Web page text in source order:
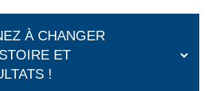
À CHANGER
ET
!